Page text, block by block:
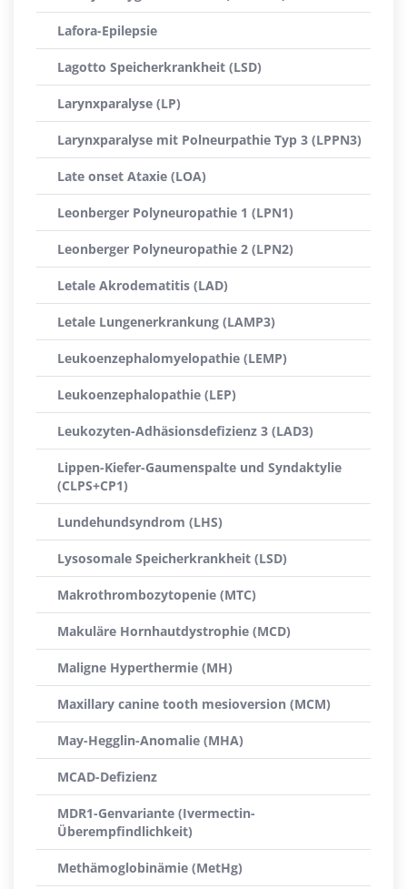
Lafora-Epilepsie
Lagotto Speicherkrankheit (LSD)
Larynxparalyse (LP)
Larynxparalyse mit Polneurpathie Typ 3 (LPPN3)
Late onset Ataxie (LOA)
Leonberger Polyneuropathie 1 (LPN1)
Leonberger Polyneuropathie 2 (LPN2)
Letale Akrodematitis (LAD)
Letale Lungenerkrankung (LAMP3)
Leukoenzephalomyelopathie (LEMP)
Leukoenzephalopathie (LEP)
Leukozyten-Adhäsionsdefizienz 3 (LAD3)
Lippen-Kiefer-Gaumenspalte und Syndaktylie
(CLPS+CP1)
Lundehundsyndrom (LHS)
Lysosomale Speicherkrankheit (LSD)
Makrothrombozytopenie (MTC)
Makuläre Hornhautdystrophie (MCD)
Maligne Hyperthermie (MH)
Maxillary canine tooth mesioversion (MCM)
May-Hegglin-Anomalie (MHA)
MCAD-Defizienz
MDR1-Genvariante (Ivermectin-
Überempfindlichkeit)
Methämoglobinämie (MetHg)